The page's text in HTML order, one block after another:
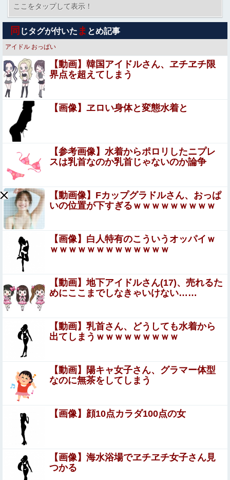
えーかわいそう…会社滅茶苦茶やろなぁ」
【NMB48】 本郷柚巴の写真集がすごいことになってる
【悲報】中国籍の男性「中国では赤信号でも〇〇できま
す」←ヤバすぎると話題に
【ウマ娘】水着スズカは細身な描写が実にいい
グラドルで天下取って乳首出しヌードになった女
ホリエモン「面接でさ、納豆パックの薄いフィルムっ
て何のために入っていの？って聞くわけ」
【まとめ】森保監督『都内にサッカー専用スタを』国立で
観客新記録、スレ民『候補地は？』『税金？』ｗｗｗ他
【速報】京大病院、手術ミスで『正常な脳』を摘出 → 患
者は自発呼吸不可能な植物状態に
ジャンポケ斉藤「同意があったんです。本当です。信じて
下さい」←何でこの主張が通らないの？
【物議】6人で長時間滞在して会計4939円 居酒
屋「喋るだけなら公園に行って」
【動画】 昔のドラマのレ●プシーン、今見るとアウトすぎ
るｗｗｗｗｗｗｗｗｗ
【動画】熊本地震発生時の手術室の様子が公開される
台湾メディア！他
【FGO】チャイナドレス バーヴァン・シー
Fate/GrandOrderのイラスト紹介3985
日中留守の実家に空き巣が侵入。居合わせた引きこもりの
私が撃退した結果…家族の態度に耐えかね家を出たら半年
後に〇〇する超スピード展開へ←人生何がきっかけで好転
するか分からない
夫さん、妻に「天井のシミ数えてれば終わるでな」と押し
倒されて性行為 → 凄いことになるｗｗｗｗｗ
ここをタップして表示！
同 じタグが付いた ま とめ記事
アイドル おっぱい
【動画】韓国アイドルさん、ヱチヱチ限
界点を超えてしまう
【画像】ヱロい身体と変態水着と
【参考画像】水着からポロリしたニプレ
スは乳首なのか乳首じゃないのか論争
【動画像】Fカップグラドルさん、おっぱ
いの位置が下すぎるｗｗｗｗｗｗｗｗｗ
【画像】白人特有のこういうオッパイｗ
ｗｗｗｗｗｗｗｗｗｗｗｗｗ
【動画】地下アイドルさん(17)、売れるた
めにここまでしなきゃいけない……
【動画】乳首さん、どうしても水着から
出てしまうｗｗｗｗｗｗｗｗｗ
【動画】陽キャ女子さん、グラマー体型
なのに無茶をしてしまう
【画像】顔10点カラダ100点の女
【画像】海水浴場でヱチヱチ女子さん見
つかる